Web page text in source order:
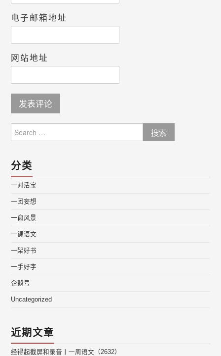
电子邮箱地址
网站地址
for:
分类
一对活宝
一团妄想
一窗风景
一课语文
一架好书
一手好字
企鹅号
Uncategorized
近期文章
经得起截屏和录音丨一周语文（2632）